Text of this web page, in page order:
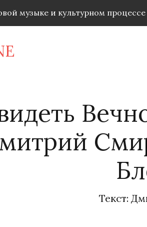
музыке и культурном процессе
Текст: